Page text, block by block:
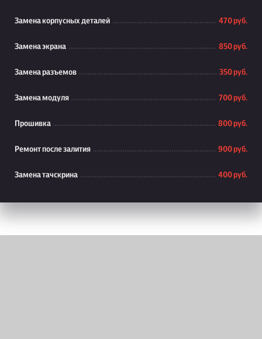
Замена корпусных деталей 470 руб.
Замена экрана 850 руб.
Замена разъемов 350 руб.
Замена модуля 700 руб.
Прошивка 800 руб.
Ремонт после залития 900 руб.
Замена тачскрина 400 руб.